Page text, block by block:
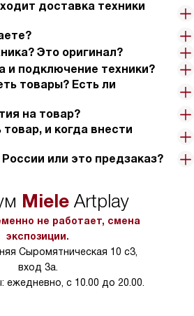
доставка техники
Это оригинал?
и подключение техники?
товары? Есть ли
на товар?
и когда внести
или это предзаказ?
MieleArtplay
не работает, смена
экспозиции.
Сыромятническая 10 с3,
вход 3а.
ежедневно, с 10.00 до 20.00.